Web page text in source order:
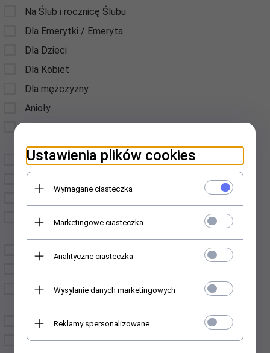
Na Ślub i rocznicę Ślubu
Dla Emerytki / Emeryta
Dla Dzieci
Dla Kobiet
Dla mężczyzny
Anioły
Gadżety do alkoholu
Czekolady
Deski drewniane
okazjonalne
Dyplomy
Dodatki do domu i
Etui na okulary
Drzewka Szczęścia
Ustawienia plików cookies
Wymagane ciasteczka
Marketingowe ciasteczka
Analityczne ciasteczka
Wysyłanie danych marketingowych
Reklamy spersonalizowane